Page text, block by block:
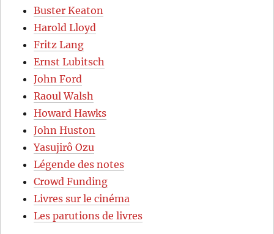
Buster Keaton
Harold Lloyd
Fritz Lang
Ernst Lubitsch
John Ford
Raoul Walsh
Howard Hawks
John Huston
Yasujirô Ozu
Légende des notes
Crowd Funding
Livres sur le cinéma
Les parutions de livres